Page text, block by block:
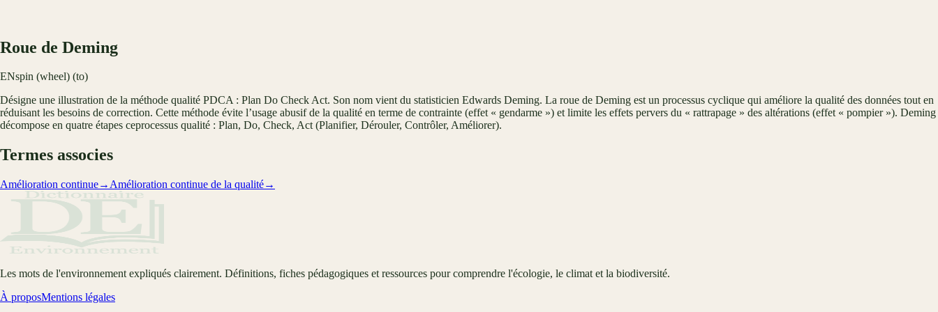
Roue de Deming
ENspin (wheel) (to)
Désigne une illustration de la méthode qualité PDCA : Plan Do Check Act. Son nom vient du statisticien Edwards Deming. La roue de Deming est un processus cyclique qui améliore la qualité des données tout en
réduisant les besoins de correction. Cette méthode évite l’usage abusif de la qualité en terme de contrainte (effet « gendarme ») et limite les effets pervers du « rattrapage » des altérations (effet « pompier »). Deming
décompose en quatre étapes ceprocessus qualité : Plan, Do, Check, Act (Planifier, Dérouler, Contrôler, Améliorer).
Termes associes
Amélioration continue→ Amélioration continue de la qualité→
Les mots de l'environnement expliqués clairement. Définitions, fiches pédagogiques et ressources pour comprendre l'écologie, le climat et la biodiversité.
À proposMentions légales